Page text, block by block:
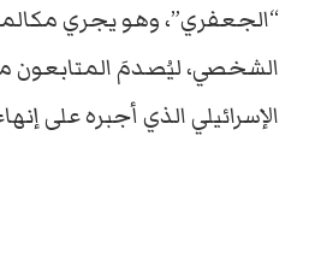
“الجعفري”، وهو يجري
الشخصي، ليُصدمَ المتابعون
الإسرائيلي الذي أجبره على